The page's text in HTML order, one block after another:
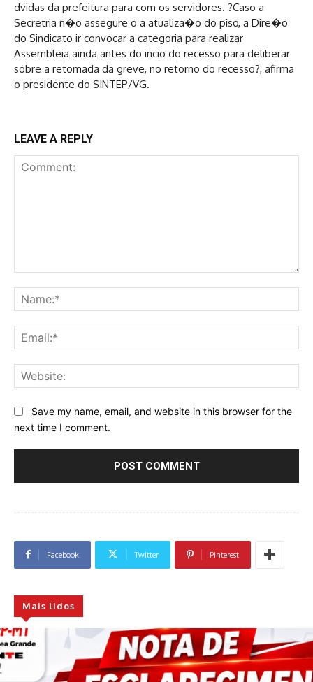
dvidas da prefeitura para com os servidores. ?Caso a
Secretria n�o assegure o a atualiza�o do piso, a Dire�o
do Sindicato ir convocar a categoria para realizar
Assembleia ainda antes do incio do recesso para deliberar
sobre a retomada da greve, no retorno do recesso?, afirma
o presidente do SINTEP/VG.
LEAVE A REPLY
Save my name, email, and website in this browser for the
next time I comment.
Facebook Twitter Pinterest
Mais lidos